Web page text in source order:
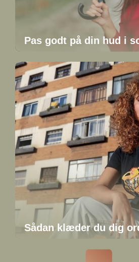
Pas godt på din hud i
Sådan klæder du dig